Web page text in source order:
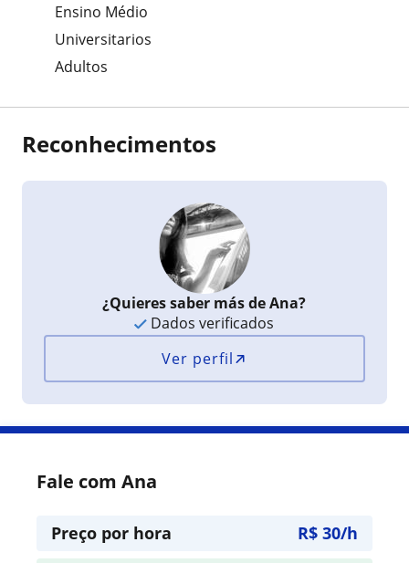
Ensino Médio
Universitarios
Adultos
Reconhecimentos
¿Quieres saber más de Ana?
Dados verificados
Ver perfil
Fale com Ana
Preço por hora R$ 30/h